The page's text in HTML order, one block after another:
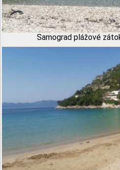
Samograd plážové